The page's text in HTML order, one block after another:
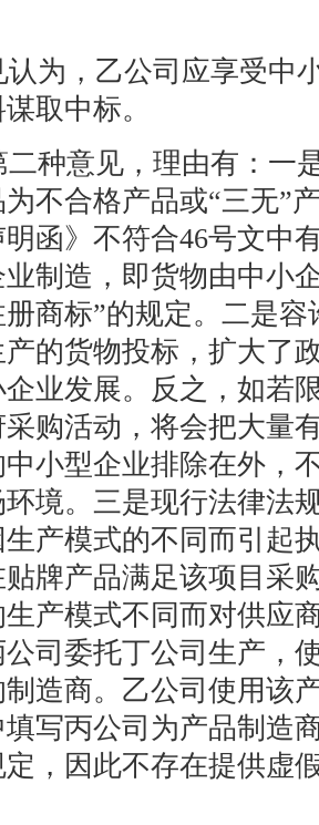
认为，乙公司应享受中
取中标。
二种意见，理由有：一
不合格产品或“三无”
明函》不符合46号文中
制造，即货物由中小
商标”的规定。二是
的货物投标，扩大了
业发展。反之，如若
购活动，将会把大量
小型企业排除在外，
境。三是现行法律法
产模式的不同而引起
牌产品满足该项目采
产模式不同而对供应
司委托丁公司生产，
造商。乙公司使用该
写丙公司为产品制造
，因此不存在提供虚